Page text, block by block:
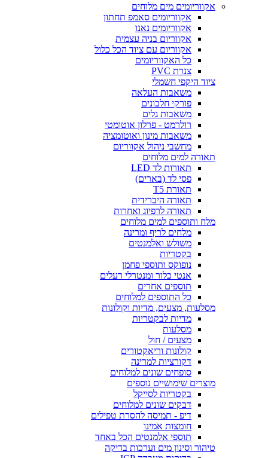
אקווריומים מים מלוחים
אקווריומים סאמפ תחתון
אקווריומים נאנו
אקווריום בניה עצמית
אקווריום עם ציוד הכל כלול
כל האקווריומים
צנרת PVC
ציוד היקפי חשמלי
משאבות העלאה
פורקי חלבונים
משאבות גלים
רולרמט - פרלון אוטומטי
משאבות מינון ואוטומציה
מחשבי ניהול אקווריום
תאורה למים מלוחים
תאורות לד LED
פסי לד (בארים)
תאורת T5
תאורה היברידית
תאורה לרפיוג ואחרות
מלח ותוספים למים מלוחים
מלחים לריף ומרינה
משולש ואלמנטים
בקטריות
נופוקס ותוספי פחמן
אנטי כלור ומנטרלי רעלים
תוספים אחרים
כל התוספים למלוחים
מסלעות, מצעים, מדיות וקולונות
מדיות לבקטריות
מסלעות
מצעים / חול
קולונות וריאקטורים
דקורציות למרינה
סופחים שונים למלוחים
מוצרים שימושיים נוספים
בקטריות לסייקל
דבקים שונים למלוחים
דיפ - תמיסה להסרת טפילים
חומצות אמינו
תוספי אלמנטים הכל באחד
טיהור וסינון מים וערכות בדיקה